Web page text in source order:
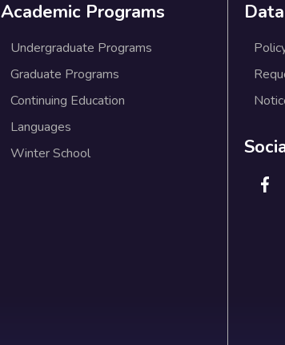
Academic Programs
Undergraduate Programs
Graduate Programs
Continuing Education
Languages
Winter School